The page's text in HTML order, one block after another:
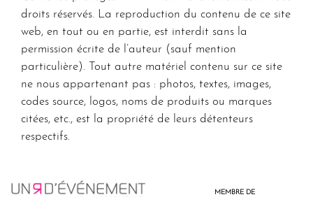
droits réservés. La reproduction du contenu de ce site
web, en tout ou en partie, est interdit sans la
permission écrite de l’auteur (sauf mention
particulière). Tout autre matériel contenu sur ce site
ne nous appartenant pas : photos, textes, images,
codes source, logos, noms de produits ou marques
citées, etc., est la propriété de leurs détenteurs
respectifs.
MEMBRE DE